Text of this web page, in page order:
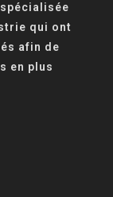
qui ont
afin de
en plus